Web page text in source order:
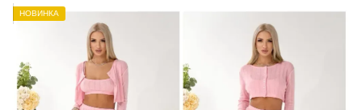
НОВИНКА